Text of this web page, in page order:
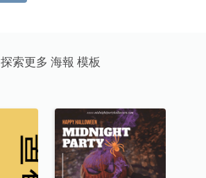
探索更多 海報 模板